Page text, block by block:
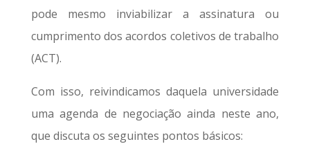
pode mesmo inviabilizar a assinatura ou
cumprimento dos acordos coletivos de trabalho
(ACT).
Com isso, reivindicamos daquela universidade
uma agenda de negociação ainda neste ano,
que discuta os seguintes pontos básicos: